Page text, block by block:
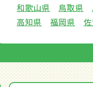
和歌山県
鳥取県
高知県
福岡県